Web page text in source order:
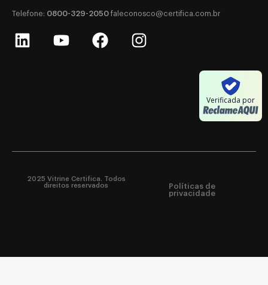
‎Telefone: 0800-329-2050 faleconosco@certifica.com.br
Verificada por
2025 Vitrine Certifica. Todos
direitos reservados
Políticas de
privacidade